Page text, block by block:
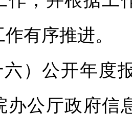
有序推进。
六）公开年度
办公厅政府